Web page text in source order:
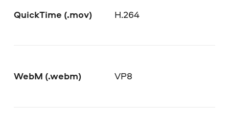
QuickTime (.mov) H.264
WebM (.webm) VP8